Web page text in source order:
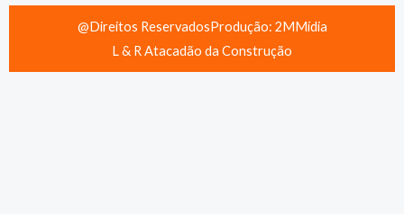
@Direitos ReservadosProdução: 2MMídia
L & R Atacadão da Construção